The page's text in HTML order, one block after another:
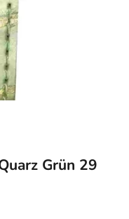
Element 1
Element 2
Grün 29